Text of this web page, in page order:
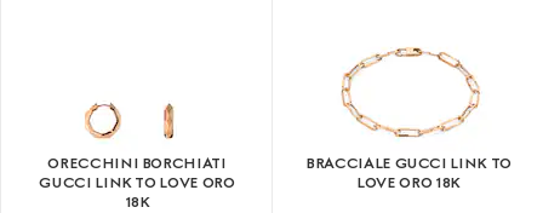
ORECCHINI BORCHIATI
GUCCI LINK TO LOVE ORO
18K
BRACCIALE GUCCI LINK TO
LOVE ORO 18K